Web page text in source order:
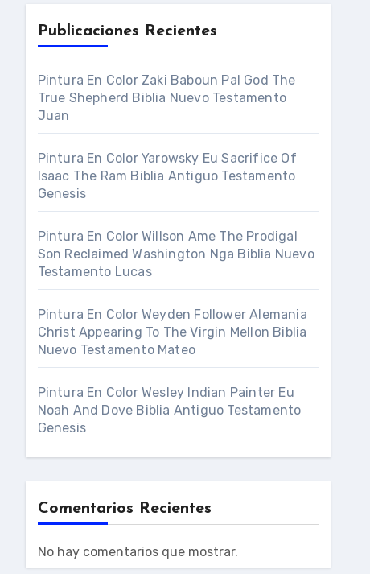
Publicaciones Recientes
Pintura En Color Zaki Baboun Pal God The
True Shepherd Biblia Nuevo Testamento
Juan
Pintura En Color Yarowsky Eu Sacrifice Of
Isaac The Ram Biblia Antiguo Testamento
Genesis
Pintura En Color Willson Ame The Prodigal
Son Reclaimed Washington Nga Biblia Nuevo
Testamento Lucas
Pintura En Color Weyden Follower Alemania
Christ Appearing To The Virgin Mellon Biblia
Nuevo Testamento Mateo
Pintura En Color Wesley Indian Painter Eu
Noah And Dove Biblia Antiguo Testamento
Genesis
Comentarios Recientes
No hay comentarios que mostrar.